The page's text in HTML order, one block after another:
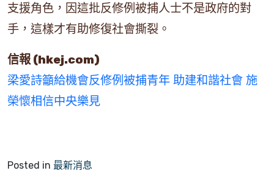
支援角色，因這批反修例被捕人士不是政府的對
手，這樣才有助修復社會撕裂。
信報 (hkej.com)
梁愛詩籲給機會反修例被捕青年 助建和諧社會 施
榮懷相信中央樂見
Posted in 最新消息